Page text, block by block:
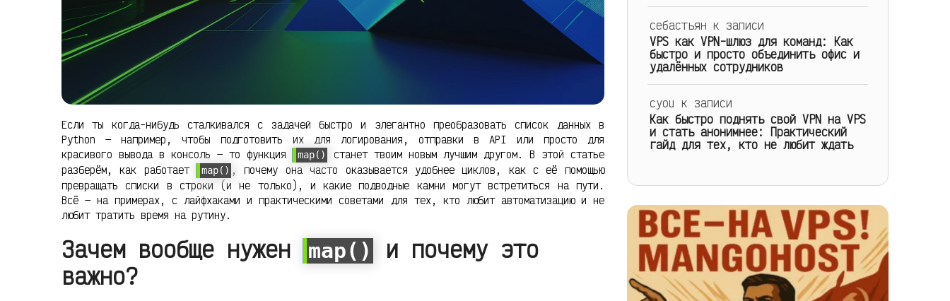
Если ты когда-нибудь сталкивался с задачей быстро и элегантно преобразовать список данных в
Python — например, чтобы подготовить их для логирования, отправки в API или просто для
красивого вывода в консоль — то функция
map()
станет твоим новым лучшим другом. В этой статье
разберём, как работает
map() , почему она часто оказывается удобнее циклов, как с её помощью
превращать списки в строки (и не только), и какие подводные камни могут встретиться на пути.
Всё — на примерах, с лайфхаками и практическими советами для тех, кто любит автоматизацию и не
любит тратить время на рутину.
Зачем вообще нужен map()
и почему это
важно?
себастьян к записи
VPS как VPN-шлюз для команд: Как
быстро и просто объединить офис и
удалённых сотрудников
cyou к записи
Как быстро поднять свой VPN на VPS
и стать анонимнее: Практический
гайд для тех, кто не любит ждать